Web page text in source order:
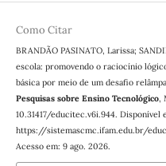
Como Citar
BRANDÃO PASINATO, Larissa;
escola: promovendo o raciocínio
básica por meio de um desafio
Pesquisas sobre Ensino Tecnológico,
10.31417/educitec.v6i.944. Disponível
https://sistemascmc.ifam.edu.br/
Acesso em: 9 ago. 2026.